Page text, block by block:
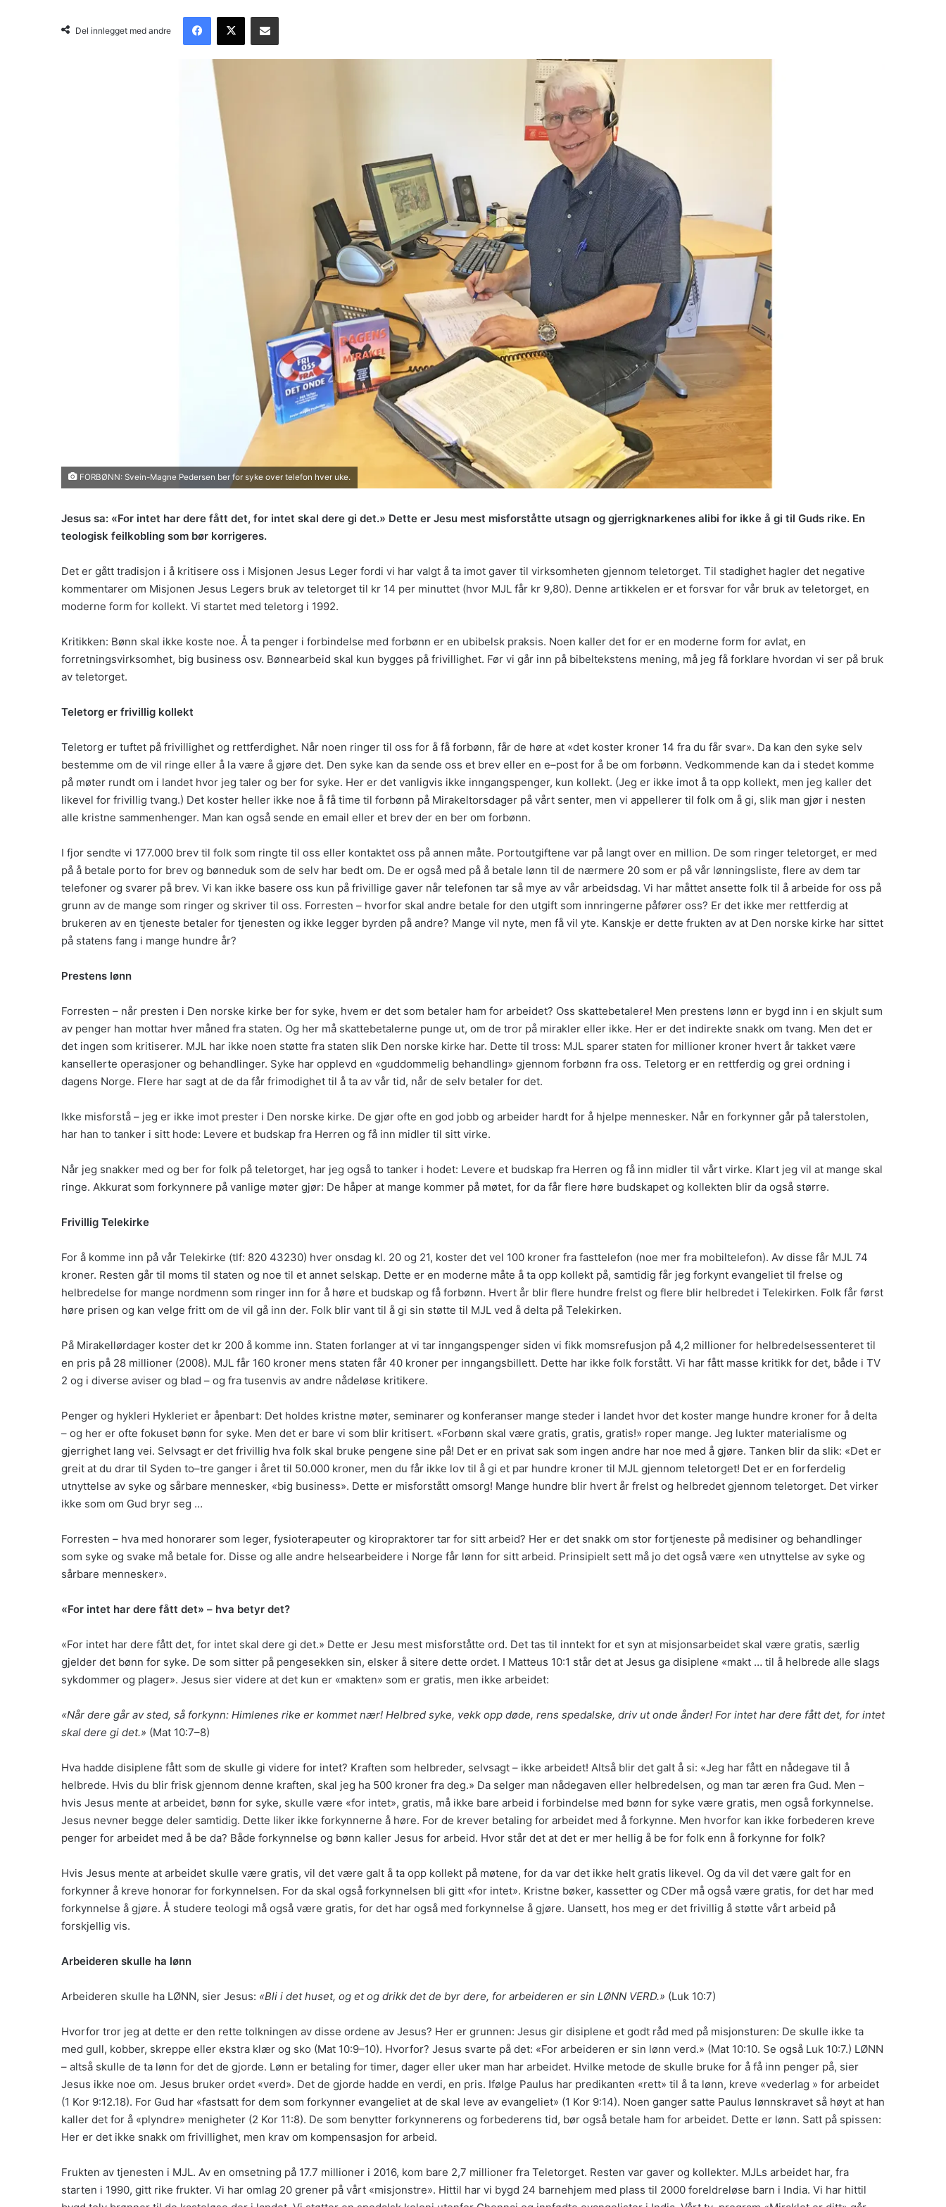
Del innlegget med andre
FORBØNN: Svein-Magne Pedersen ber for syke over telefon hver uke.
Jesus sa: «For intet har dere fått det, for intet skal dere gi det.» Dette er Jesu mest misforståtte utsagn og gjerrigknarkenes alibi for ikke å gi til Guds rike. En
teologisk feilkobling som bør korrigeres.
Det er gått tradisjon i å kritisere oss i Misjonen Jesus Leger fordi vi har valgt å ta imot gaver til virksomheten gjennom teletorget. Til stadighet hagler det negative
kommentarer om Misjonen Jesus Legers bruk av teletorget til kr 14 per minuttet (hvor MJL får kr 9,80). Denne artikkelen er et forsvar for vår bruk av teletorget, en
moderne form for kollekt. Vi startet med teletorg i 1992.
Kritikken: Bønn skal ikke koste noe. Å ta penger i forbindelse med forbønn er en ubibelsk praksis. Noen kaller det for er en moderne form for avlat, en
forretningsvirksomhet, big business osv. Bønnearbeid skal kun bygges på frivillighet. Før vi går inn på bibeltekstens mening, må jeg få forklare hvordan vi ser på bruk
av teletorget.
Teletorg er frivillig kollekt
Teletorg er tuftet på frivillighet og rettferdighet. Når noen ringer til oss for å få forbønn, får de høre at «det koster kroner 14 fra du får svar». Da kan den syke selv
bestemme om de vil ringe eller å la være å gjøre det. Den syke kan da sende oss et brev eller en e–post for å be om forbønn. Vedkommende kan da i stedet komme
på møter rundt om i landet hvor jeg taler og ber for syke. Her er det vanligvis ikke inngangspenger, kun kollekt. (Jeg er ikke imot å ta opp kollekt, men jeg kaller det
likevel for frivillig tvang.) Det koster heller ikke noe å få time til forbønn på Mirakeltorsdager på vårt senter, men vi appellerer til folk om å gi, slik man gjør i nesten
alle kristne sammenhenger. Man kan også sende en email eller et brev der en ber om forbønn.
I fjor sendte vi 177.000 brev til folk som ringte til oss eller kontaktet oss på annen måte. Portoutgiftene var på langt over en million. De som ringer teletorget, er med
på å betale porto for brev og bønneduk som de selv har bedt om. De er også med på å betale lønn til de nærmere 20 som er på vår lønningsliste, flere av dem tar
telefoner og svarer på brev. Vi kan ikke basere oss kun på frivillige gaver når telefonen tar så mye av vår arbeidsdag. Vi har måttet ansette folk til å arbeide for oss på
grunn av de mange som ringer og skriver til oss. Forresten – hvorfor skal andre betale for den utgift som innringerne påfører oss? Er det ikke mer rettferdig at
brukeren av en tjeneste betaler for tjenesten og ikke legger byrden på andre? Mange vil nyte, men få vil yte. Kanskje er dette frukten av at Den norske kirke har sittet
på statens fang i mange hundre år?
Prestens lønn
Forresten – når presten i Den norske kirke ber for syke, hvem er det som betaler ham for arbeidet? Oss skattebetalere! Men prestens lønn er bygd inn i en skjult sum
av penger han mottar hver måned fra staten. Og her må skattebetalerne punge ut, om de tror på mirakler eller ikke. Her er det indirekte snakk om tvang. Men det er
det ingen som kritiserer. MJL har ikke noen støtte fra staten slik Den norske kirke har. Dette til tross: MJL sparer staten for millioner kroner hvert år takket være
kansellerte operasjoner og behandlinger. Syke har opplevd en «guddommelig behandling» gjennom forbønn fra oss. Teletorg er en rettferdig og grei ordning i
dagens Norge. Flere har sagt at de da får frimodighet til å ta av vår tid, når de selv betaler for det.
Ikke misforstå – jeg er ikke imot prester i Den norske kirke. De gjør ofte en god jobb og arbeider hardt for å hjelpe mennesker. Når en forkynner går på talerstolen,
har han to tanker i sitt hode: Levere et budskap fra Herren og få inn midler til sitt virke.
Når jeg snakker med og ber for folk på teletorget, har jeg også to tanker i hodet: Levere et budskap fra Herren og få inn midler til vårt virke. Klart jeg vil at mange skal
ringe. Akkurat som forkynnere på vanlige møter gjør: De håper at mange kommer på møtet, for da får flere høre budskapet og kollekten blir da også større.
Frivillig Telekirke
For å komme inn på vår Telekirke (tlf: 820 43230) hver onsdag kl. 20 og 21, koster det vel 100 kroner fra fasttelefon (noe mer fra mobiltelefon). Av disse får MJL 74
kroner. Resten går til moms til staten og noe til et annet selskap. Dette er en moderne måte å ta opp kollekt på, samtidig får jeg forkynt evangeliet til frelse og
helbredelse for mange nordmenn som ringer inn for å høre et budskap og få forbønn. Hvert år blir flere hundre frelst og flere blir helbredet i Telekirken. Folk får først
høre prisen og kan velge fritt om de vil gå inn der. Folk blir vant til å gi sin støtte til MJL ved å delta på Telekirken.
På Mirakellørdager koster det kr 200 å komme inn. Staten forlanger at vi tar inngangspenger siden vi fikk momsrefusjon på 4,2 millioner for helbredelsessenteret til
en pris på 28 millioner (2008). MJL får 160 kroner mens staten får 40 kroner per inngangsbillett. Dette har ikke folk forstått. Vi har fått masse kritikk for det, både i TV
2 og i diverse aviser og blad – og fra tusenvis av andre nådeløse kritikere.
Penger og hykleri Hykleriet er åpenbart: Det holdes kristne møter, seminarer og konferanser mange steder i landet hvor det koster mange hundre kroner for å delta
– og her er ofte fokuset bønn for syke. Men det er bare vi som blir kritisert. «Forbønn skal være gratis, gratis, gratis!» roper mange. Jeg lukter materialisme og
gjerrighet lang vei. Selvsagt er det frivillig hva folk skal bruke pengene sine på! Det er en privat sak som ingen andre har noe med å gjøre. Tanken blir da slik: «Det er
greit at du drar til Syden to–tre ganger i året til 50.000 kroner, men du får ikke lov til å gi et par hundre kroner til MJL gjennom teletorget! Det er en forferdelig
utnyttelse av syke og sårbare mennesker, «big business». Dette er misforstått omsorg! Mange hundre blir hvert år frelst og helbredet gjennom teletorget. Det virker
ikke som om Gud bryr seg …
Forresten – hva med honorarer som leger, fysioterapeuter og kiropraktorer tar for sitt arbeid? Her er det snakk om stor fortjeneste på medisiner og behandlinger
som syke og svake må betale for. Disse og alle andre helsearbeidere i Norge får lønn for sitt arbeid. Prinsipielt sett må jo det også være «en utnyttelse av syke og
sårbare mennesker».
«For intet har dere fått det» – hva betyr det?
«For intet har dere fått det, for intet skal dere gi det.» Dette er Jesu mest misforståtte ord. Det tas til inntekt for et syn at misjonsarbeidet skal være gratis, særlig
gjelder det bønn for syke. De som sitter på pengesekken sin, elsker å sitere dette ordet. I Matteus 10:1 står det at Jesus ga disiplene «makt … til å helbrede alle slags
sykdommer og plager». Jesus sier videre at det kun er «makten» som er gratis, men ikke arbeidet:
«Når dere går av sted, så forkynn: Himlenes rike er kommet nær! Helbred syke, vekk opp døde, rens spedalske, driv ut onde ånder! For intet har dere fått det, for intet
skal dere gi det.» (Mat 10:7–8)
Hva hadde disiplene fått som de skulle gi videre for intet? Kraften som helbreder, selvsagt – ikke arbeidet! Altså blir det galt å si: «Jeg har fått en nådegave til å
helbrede. Hvis du blir frisk gjennom denne kraften, skal jeg ha 500 kroner fra deg.» Da selger man nådegaven eller helbredelsen, og man tar æren fra Gud. Men –
hvis Jesus mente at arbeidet, bønn for syke, skulle være «for intet», gratis, må ikke bare arbeid i forbindelse med bønn for syke være gratis, men også forkynnelse.
Jesus nevner begge deler samtidig. Dette liker ikke forkynnerne å høre. For de krever betaling for arbeidet med å forkynne. Men hvorfor kan ikke forbederen kreve
penger for arbeidet med å be da? Både forkynnelse og bønn kaller Jesus for arbeid. Hvor står det at det er mer hellig å be for folk enn å forkynne for folk?
Hvis Jesus mente at arbeidet skulle være gratis, vil det være galt å ta opp kollekt på møtene, for da var det ikke helt gratis likevel. Og da vil det være galt for en
forkynner å kreve honorar for forkynnelsen. For da skal også forkynnelsen bli gitt «for intet». Kristne bøker, kassetter og CDer må også være gratis, for det har med
forkynnelse å gjøre. Å studere teologi må også være gratis, for det har også med forkynnelse å gjøre. Uansett, hos meg er det frivillig å støtte vårt arbeid på
forskjellig vis.
Arbeideren skulle ha lønn
Arbeideren skulle ha LØNN, sier Jesus: «Bli i det huset, og et og drikk det de byr dere, for arbeideren er sin LØNN VERD.» (Luk 10:7)
Hvorfor tror jeg at dette er den rette tolkningen av disse ordene av Jesus? Her er grunnen: Jesus gir disiplene et godt råd med på misjonsturen: De skulle ikke ta
med gull, kobber, skreppe eller ekstra klær og sko (Mat 10:9–10). Hvorfor? Jesus svarte på det: «For arbeideren er sin lønn verd.» (Mat 10:10. Se også Luk 10:7.) LØNN
– altså skulle de ta lønn for det de gjorde. Lønn er betaling for timer, dager eller uker man har arbeidet. Hvilke metode de skulle bruke for å få inn penger på, sier
Jesus ikke noe om. Jesus bruker ordet «verd». Det de gjorde hadde en verdi, en pris. Ifølge Paulus har predikanten «rett» til å ta lønn, kreve «vederlag » for arbeidet
(1 Kor 9:12.18). For Gud har «fastsatt for dem som forkynner evangeliet at de skal leve av evangeliet» (1 Kor 9:14). Noen ganger satte Paulus lønnskravet så høyt at han
kaller det for å «plyndre» menigheter (2 Kor 11:8). De som benytter forkynnerens og forbederens tid, bør også betale ham for arbeidet. Dette er lønn. Satt på spissen:
Her er det ikke snakk om frivillighet, men krav om kompensasjon for arbeid.
Frukten av tjenesten i MJL. Av en omsetning på 17.7 millioner i 2016, kom bare 2,7 millioner fra Teletorget. Resten var gaver og kollekter. MJLs arbeidet har, fra
starten i 1990, gitt rike frukter. Vi har omlag 20 grener på vårt «misjonstre». Hittil har vi bygd 24 barnehjem med plass til 2000 foreldreløse barn i India. Vi har hittil